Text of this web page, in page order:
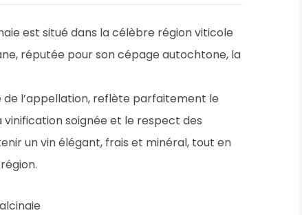
est situé dans la célèbre région viticole
réputée pour son cépage autochtone, la
l’appellation, reflète parfaitement le
vinification soignée et le respect des
un vin élégant, frais et minéral, tout en